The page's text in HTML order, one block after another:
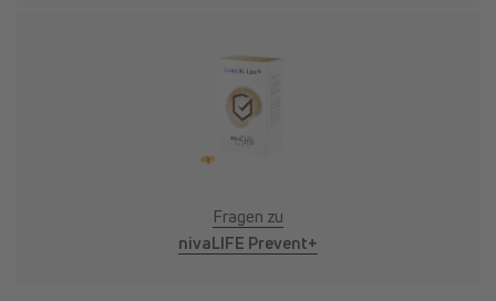
Fragen zu
nivaLIFE Prevent+